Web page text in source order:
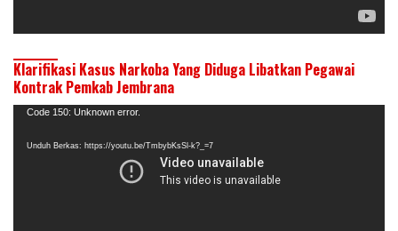
Klarifikasi Kasus Narkoba Yang Diduga Libatkan Pegawai
Kontrak Pemkab Jembrana
Pemutar
Code 150: Unknown error.
Unduh Berkas: https://youtu.be/TmbybKsSl-k?_=7